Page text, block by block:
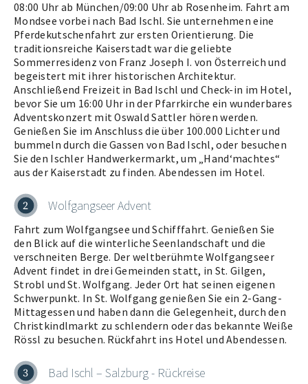
08:00 Uhr ab München/09:00 Uhr ab Rosenheim. Fahrt am
Mondsee vorbei nach Bad Ischl. Sie unternehmen eine
Pferdekutschenfahrt zur ersten Orientierung. Die
traditionsreiche Kaiserstadt war die geliebte
Sommerresidenz von Franz Joseph I. von Österreich und
begeistert mit ihrer historischen Architektur.
Anschließend Freizeit in Bad Ischl und Check-in im Hotel,
bevor Sie um 16:00 Uhr in der Pfarrkirche ein wunderbares
Adventskonzert mit Oswald Sattler hören werden.
Genießen Sie im Anschluss die über 100.000 Lichter und
bummeln durch die Gassen von Bad Ischl, oder besuchen
Sie den Ischler Handwerkermarkt, um „Hand‘machtes“
aus der Kaiserstadt zu finden. Abendessen im Hotel.
2 Wolfgangseer Advent
Fahrt zum Wolfgangsee und Schifffahrt. Genießen Sie
den Blick auf die winterliche Seenlandschaft und die
verschneiten Berge. Der weltberühmte Wolfgangseer
Advent findet in drei Gemeinden statt, in St. Gilgen,
Strobl und St. Wolfgang. Jeder Ort hat seinen eigenen
Schwerpunkt. In St. Wolfgang genießen Sie ein 2-Gang-
Mittagessen und haben dann die Gelegenheit, durch den
Christkindlmarkt zu schlendern oder das bekannte Weiße
Rössl zu besuchen. Rückfahrt ins Hotel und Abendessen.
3 Bad Ischl – Salzburg - Rückreise